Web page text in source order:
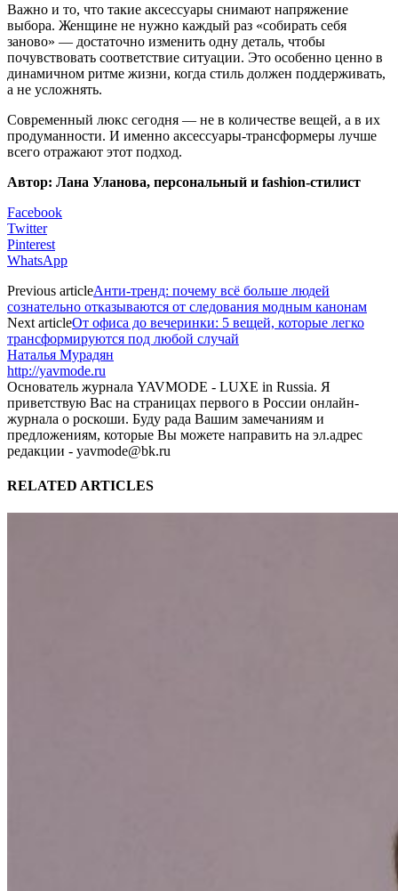
Важно и то, что такие аксессуары снимают напряжение
выбора. Женщине не нужно каждый раз «собирать себя
заново» — достаточно изменить одну деталь, чтобы
почувствовать соответствие ситуации. Это особенно ценно в
динамичном ритме жизни, когда стиль должен поддерживать,
а не усложнять.
Современный люкс сегодня — не в количестве вещей, а в их
продуманности. И именно аксессуары-трансформеры лучше
всего отражают этот подход.
Автор: Лана Уланова, персональный и fashion-стилист
Facebook
Twitter
Pinterest
WhatsApp
Previous articleАнти‑тренд: почему всё больше людей
сознательно отказываются от следования модным канонам
Next articleОт офиса до вечеринки: 5 вещей, которые легко
трансформируются под любой случай
Наталья Мурадян
http://yavmode.ru
Основатель журнала YAVMODE - LUXE in Russia. Я
приветствую Вас на страницах первого в России онлайн-
журнала о роскоши. Буду рада Вашим замечаниям и
предложениям, которые Вы можете направить на эл.адрес
редакции - yavmode@bk.ru
RELATED ARTICLES